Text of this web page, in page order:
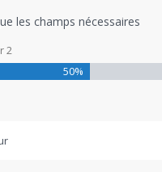
les champs nécessaires
2
50%